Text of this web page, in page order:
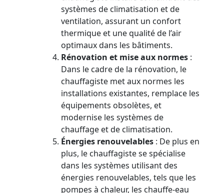
systèmes de climatisation et de
ventilation, assurant un confort
thermique et une qualité de l’air
optimaux dans les bâtiments.
Rénovation et mise aux normes :
Dans le cadre de la rénovation, le
chauffagiste met aux normes les
installations existantes, remplace les
équipements obsolètes, et
modernise les systèmes de
chauffage et de climatisation.
Énergies renouvelables : De plus en
plus, le chauffagiste se spécialise
dans les systèmes utilisant des
énergies renouvelables, tels que les
pompes à chaleur, les chauffe-eau